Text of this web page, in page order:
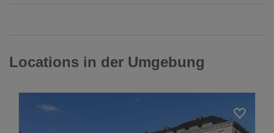
Locations in der Umgebung